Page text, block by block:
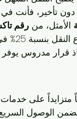
تأخير، فأنت في
الأمثل، من رقم
قرار مدروس
متزايداً على خدمات
الوصول